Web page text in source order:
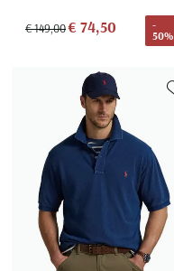
€ 149,00€ 74,50
-
50%